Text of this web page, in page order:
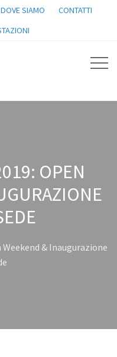
DOVE SIAMO
CONTATTI
OPEN
& Inaugurazione